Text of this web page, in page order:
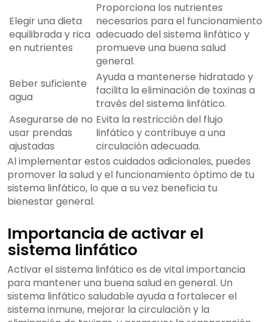
Elegir una dieta
equilibrada y rica
en nutrientes
Proporciona los nutrientes
necesarios para el funcionamiento
adecuado del sistema linfático y
promueve una buena salud
general.
Beber suficiente
agua
Ayuda a mantenerse hidratado y
facilita la eliminación de toxinas a
través del sistema linfático.
Asegurarse de no
usar prendas
ajustadas
Evita la restricción del flujo
linfático y contribuye a una
circulación adecuada.
Al implementar estos cuidados adicionales, puedes
promover la salud y el funcionamiento óptimo de tu
sistema linfático, lo que a su vez beneficia tu
bienestar general.
Importancia de activar el
sistema linfático
Activar el sistema linfático es de vital importancia
para mantener una buena salud en general. Un
sistema linfático saludable ayuda a fortalecer el
sistema inmune, mejorar la circulación y la